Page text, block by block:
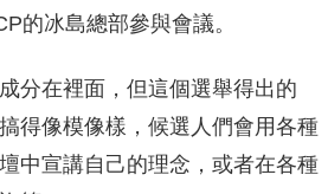
的冰島總部參與會議。
分在裡面，但這個選舉得出的
得像模像樣，候選人們會用各種
中宣講自己的理念，或者在各種